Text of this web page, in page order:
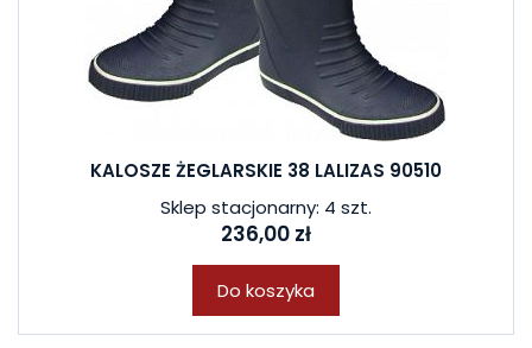
KALOSZE ŻEGLARSKIE 38 LALIZAS 90510
Sklep stacjonarny: 4 szt.
236,00 zł
Do koszyka